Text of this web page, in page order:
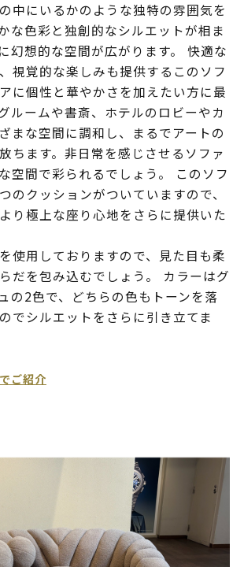
中にいるかのような独特の雰囲気を
な色彩と独創的なシルエットが相ま
幻想的な空間が広がります。 快適な
視覚的な楽しみも提供するこのソフ
に個性と華やかさを加えたい方に最
ルームや書斎、ホテルのロビーやカ
まな空間に調和し、まるでアートの
ちます。非日常を感じさせるソファ
空間で彩られるでしょう。 このソフ
のクッションがついていますので、
り極上な座り心地をさらに提供いた
使用しておりますので、見た目も柔
だを包み込むでしょう。 カラーはグ
の2色で、どちらの色もトーンを落
でシルエットをさらに引き立てま
ご紹介